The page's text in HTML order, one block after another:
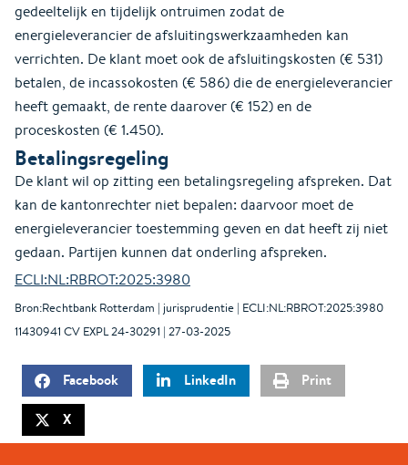
gedeeltelijk en tijdelijk ontruimen zodat de
energieleverancier de afsluitingswerkzaamheden kan
verrichten. De klant moet ook de afsluitingskosten (€ 531)
betalen, de incassokosten (€ 586) die de energieleverancier
heeft gemaakt, de rente daarover (€ 152) en de
proceskosten (€ 1.450).
Betalingsregeling
De klant wil op zitting een betalingsregeling afspreken. Dat
kan de kantonrechter niet bepalen: daarvoor moet de
energieleverancier toestemming geven en dat heeft zij niet
gedaan. Partijen kunnen dat onderling afspreken.
ECLI:NL:RBROT:2025:3980
Bron:Rechtbank Rotterdam | jurisprudentie | ECLI:NL:RBROT:2025:3980
11430941 CV EXPL 24-30291 | 27-03-2025
Facebook LinkedIn Print
X